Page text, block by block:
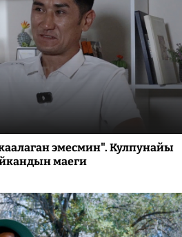
эмесмин". Кулпунайы
маеги